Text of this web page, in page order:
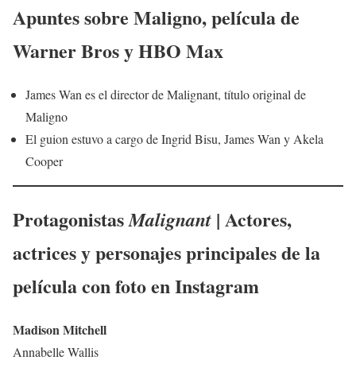
Apuntes sobre Maligno, película de
Warner Bros y HBO Max
James Wan es el director de Malignant, título original de
Maligno
El guion estuvo a cargo de Ingrid Bisu, James Wan y Akela
Cooper
ProtagonistasMalignant | Actores,
actrices y personajes principales de la
película con foto en Instagram
Madison Mitchell
Annabelle Wallis